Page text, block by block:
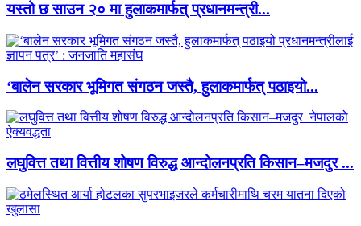
यस्तो छ साउन २० मा हुलाकमार्फत् प्रधानमन्त्री...
‘बालेन सरकार भूमिगत संगठन जस्तै, हुलाकमार्फत् पठाइयो...
लघुवित्त तथा वित्तीय शोषण विरुद्ध आन्दोलनप्रति किसान–मजदुर ...